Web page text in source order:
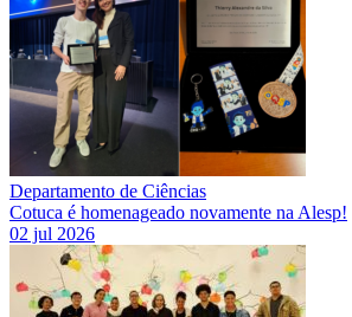
Departamento de Ciências
Cotuca é homenageado novamente na Alesp!
02 jul 2026